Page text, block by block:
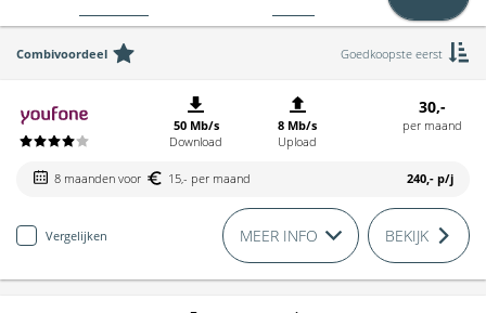
Combivoordeel Goedkoopste eerst
50 Mb/s
Download
8 Mb/s
Upload
30,-
per maand
8 maanden voor 15,- per maand 240,- p/j
Vergelijken MEER INFO BEKIJK